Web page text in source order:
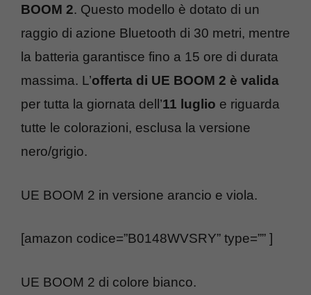
BOOM 2. Questo modello è dotato di un
raggio di azione Bluetooth di 30 metri, mentre
la batteria garantisce fino a 15 ore di durata
massima. L’offerta di UE BOOM 2 è valida
per tutta la giornata dell’11 luglio e riguarda
tutte le colorazioni, esclusa la versione
nero/grigio.
UE BOOM 2 in versione arancio e viola.
[amazon codice=”B0148WVSRY” type=”” ]
UE BOOM 2 di colore bianco.